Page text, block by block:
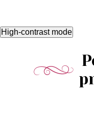
High-contrast mode